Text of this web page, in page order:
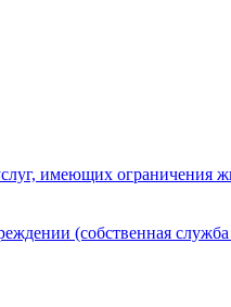
имеющих ограничения
(собственная